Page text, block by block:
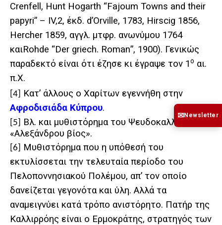
Crenfell, Hunt Hogarth “Fajoum Towns and their
papyri” – IV,2, έκδ. d’Orville, 1783, Hirscig 1856,
Hercher 1859, αγγλ. μτφρ. ανωνύμου 1764
καιRohde “Der griech. Roman”, 1900). Γενικώς
παραδεκτό είναι ότι έζησε κι έγραψε τον 1ο αι.
π.Χ.
[4]
Κατ’ άλλους ο Χαρίτων εγεννήθη στην
Αφροδισιάδα Κύπρου.
[5]
Βλ. και μυθιστόρημα του Ψευδοκαλλισθένη
«Αλεξάνδρου βίος».
[6]
Μυθιστόρημα που η υπόθεσή του
εκτυλίσσεται την τελευταία περίοδο του
Πελοποννησιακού Πολέμου, απ’ τον οποίο
δανείζεται γεγονότα και ύλη. Αλλά τα
αναμειγνύει κατά τρόπο ανιστόρητο. Πατήρ της
Καλλιρρόης είναι ο Ερμοκράτης, στρατηγός των
✉Newsletter